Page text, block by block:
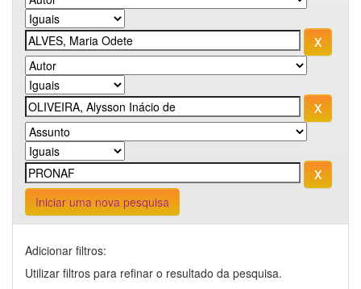
Iniciar uma nova pesquisa
Adicionar filtros:
Utilizar filtros para refinar o resultado da pesquisa.